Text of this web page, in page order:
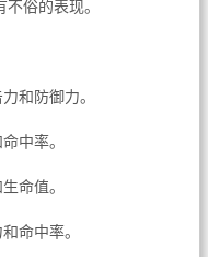
俗的表现。
和防御力。
中率。
命值。
命中率。